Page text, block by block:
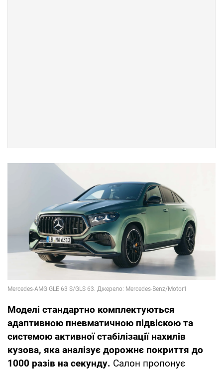
Моделі стандартно комплектуються
адаптивною пневматичною підвіскою та
системою активної стабілізації нахилів
кузова, яка аналізує дорожнє покриття до
1000 разів на секунду. Салон пропонує